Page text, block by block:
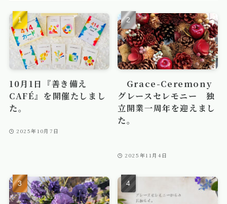
10月1日『善き備え
CAFÉ』を開催たしまし
た。
2025年10月7日
Grace-Ceremony
グレースセレモニー 独
立開業一周年を迎えまし
た。
2025年11月4日